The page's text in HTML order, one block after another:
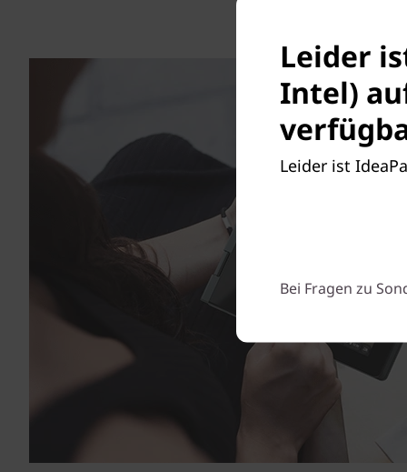
Leider
Intel)
Leider ist
Bei Fragen zu